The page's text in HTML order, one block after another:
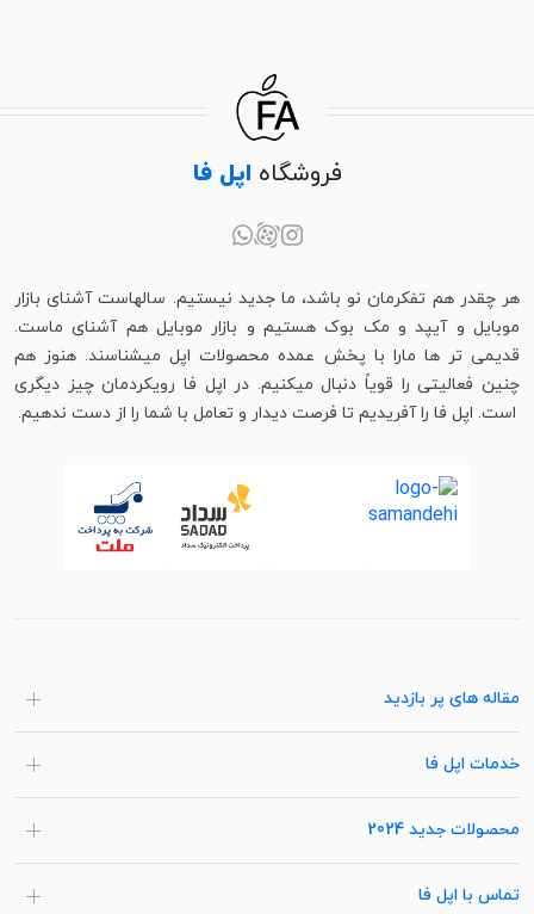
فروشگاه اپل فا
هر چقدر هم تفکرمان نو باشد، ما جدید نیستیم. سالهاست آشنای بازار
موبایل و آیپد و مک بوک هستیم و بازار موبایل هم آشنای ماست.
قدیمی تر ها مارا با پخش عمده محصولات اپل میشناسند. هنوز هم
چنین فعالیتی را قویاً دنبال میکنیم. در اپل فا رویکردمان چیز دیگری
است. اپل فا را آفریدیم تا فرصت دیدار و تعامل با شما را از دست ندهیم.
مقاله های پر بازدید
خدمات اپل فا
محصولات جدید 2024
تماس با اپل فا